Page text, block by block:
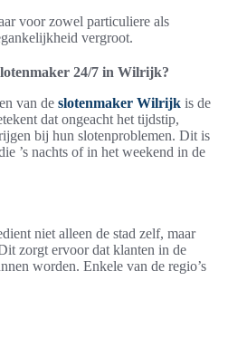
voor zowel particuliere als
vergroot.
24/7 in Wilrijk?
van de slotenmaker Wilrijk is de
dat ongeacht het tijdstip,
bij hun slotenproblemen. Dit is
’s nachts of in het weekend in de
niet alleen de stad zelf, maar
zorgt ervoor dat klanten in de
worden. Enkele van de regio’s